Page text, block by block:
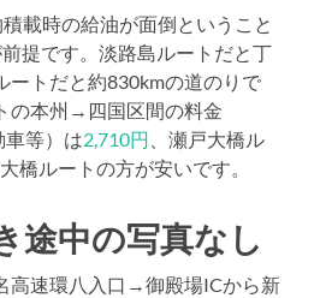
載時の給油が面倒ということ
提です。淡路島ルートだと丁
ートだと約830kmの道のりで
の本州→四国区間の料金
車等）は2,710円
、瀬戸大橋ル
橋ルートの方が安いです。
途中の写真なし
高速環八入口→御殿場ICから新